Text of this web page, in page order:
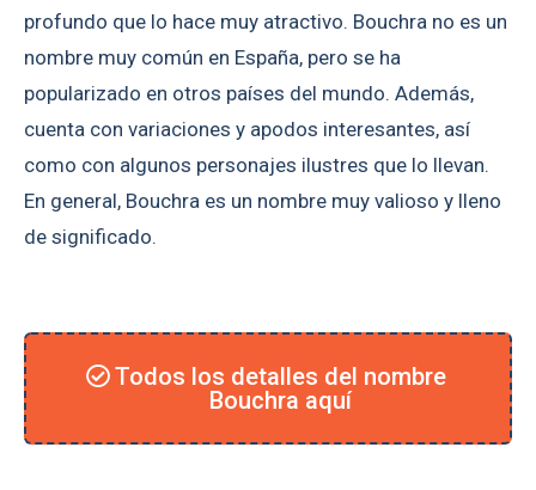
profundo que lo hace muy atractivo. Bouchra no es un
nombre muy común en España, pero se ha
popularizado en otros países del mundo. Además,
cuenta con variaciones y apodos interesantes, así
como con algunos personajes ilustres que lo llevan.
En general, Bouchra es un nombre muy valioso y lleno
de significado.
Todos los detalles del nombre
Bouchra aquí